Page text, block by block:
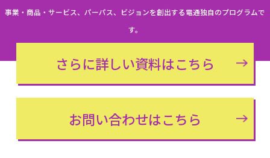
事業・商品・サービス、パーパス、ビジョンを創出する電通独自のプログラムで
す。
さらに詳しい資料はこちら
お問い合わせはこちら